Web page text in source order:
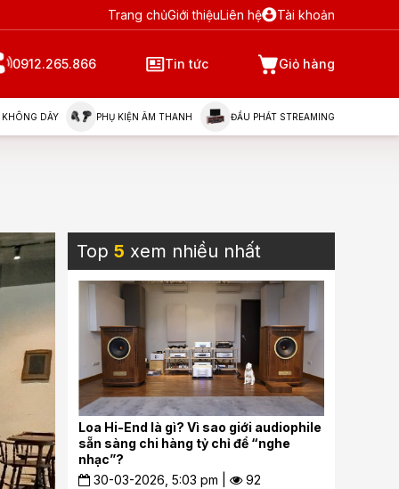
Trang chủGiới thiệuLiên hệ Tài khoản
0912.265.866 Tin tức Giỏ hàng
KHÔNG DÂY PHỤ KIỆN ÂM THANH ĐẦU PHÁT STREAMING
Top 5 xem nhiều nhất
Loa Hi-End là gì? Vì sao giới audiophile
sẵn sàng chi hàng tỷ chỉ để “nghe
nhạc”?
30-03-2026, 5:03 pm |
92